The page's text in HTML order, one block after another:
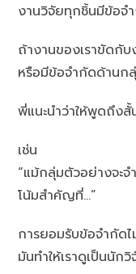
งานวิจัยทุกชิ้นมีข้อจ
ถ้างานของเราขัดกับ
หรือมีข้อจำกัดด้านก
พี่แนะนำว่าให้พูดถึง
เช่น
“แม้กลุ่มตัวอย่างจะ
โน้มสำคัญที่…”
การยอมรับข้อจำกัด
มันทำให้เราดูเป็นนัก